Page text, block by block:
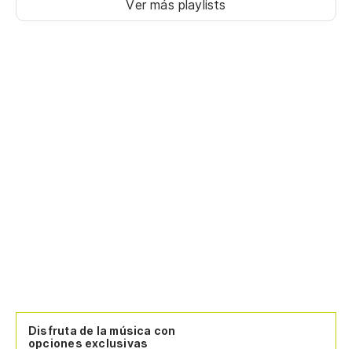
Ver más playlists
Disfruta de la música con
opciones exclusivas